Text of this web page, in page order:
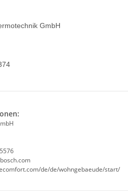
GmbH
de/de/wohngebaeude/start/